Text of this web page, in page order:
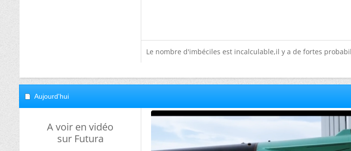
Le nombre d'imbéciles est incalculable,il y a de fortes
Aujourd'hui
A voir en vidéo
sur Futura